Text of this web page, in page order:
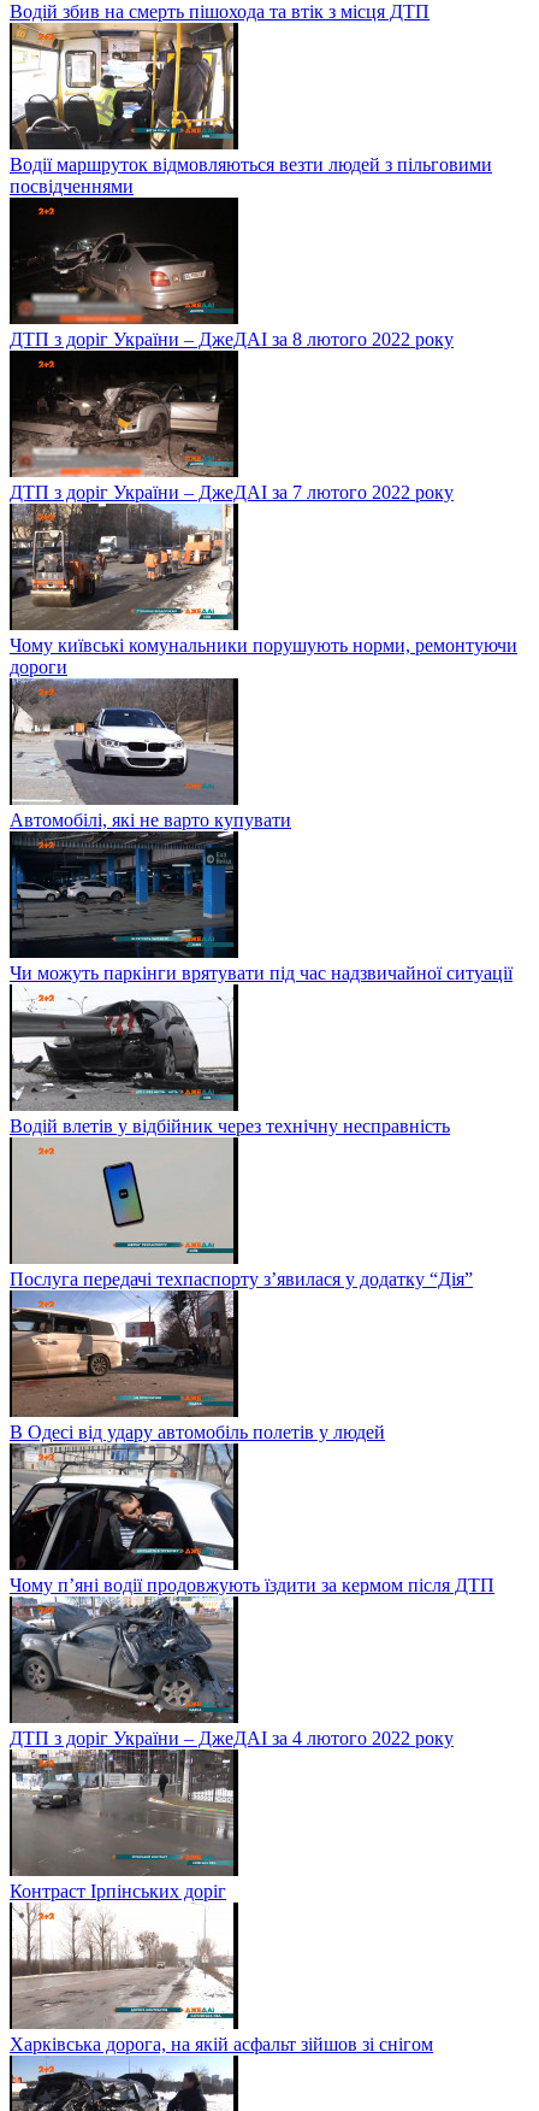
Водій збив на смерть пішохода та втік з місця ДТП
Водії маршруток відмовляються везти людей з пільговими
посвідченнями
ДТП з доріг України – ДжеДАІ за 8 лютого 2022 року
ДТП з доріг України – ДжеДАІ за 7 лютого 2022 року
Чому київські комунальники порушують норми, ремонтуючи
дороги
Автомобілі, які не варто купувати
Чи можуть паркінги врятувати під час надзвичайної ситуації
Водій влетів у відбійник через технічну несправність
Послуга передачі техпаспорту з’явилася у додатку “Дія”
В Одесі від удару автомобіль полетів у людей
Чому п’яні водії продовжують їздити за кермом після ДТП
ДТП з доріг України – ДжеДАІ за 4 лютого 2022 року
Контраст Ірпінських доріг
Харківська дорога, на якій асфальт зійшов зі снігом